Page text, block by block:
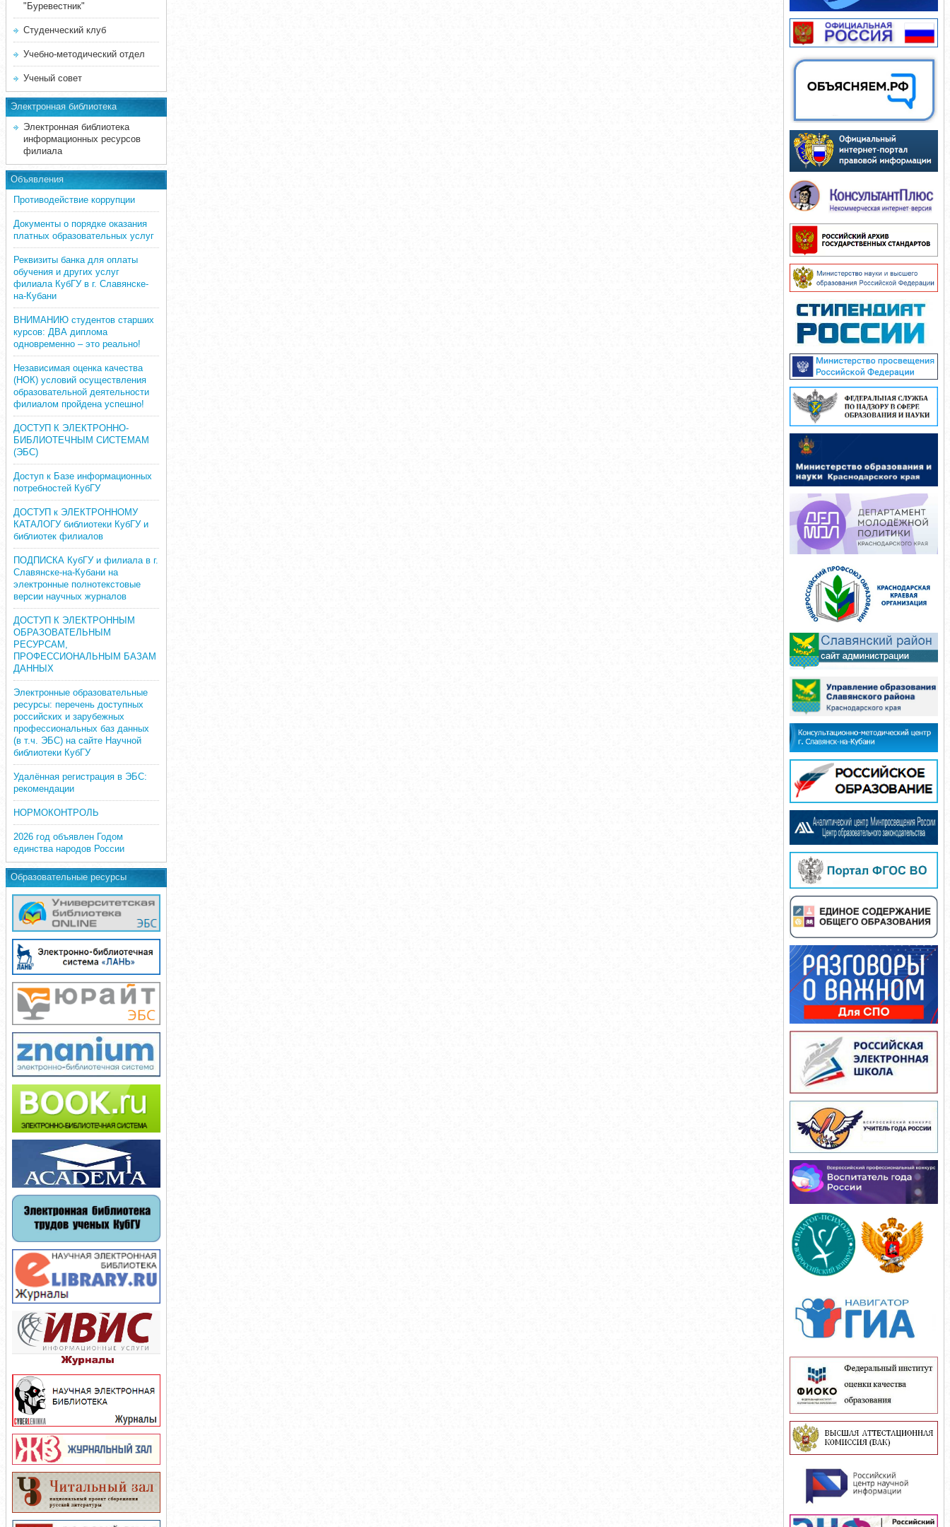
"Буревестник"
Студенческий клуб
Учебно-методический отдел
Ученый совет
Электронная библиотека
Электронная библиотека
информационных ресурсов
филиала
Объявления
Противодействие коррупции
Документы о порядке оказания
платных образовательных услуг
Реквизиты банка для оплаты
обучения и других услуг
филиала КубГУ в г. Славянске-
на-Кубани
ВНИМАНИЮ студентов старших
курсов: ДВА диплома
одновременно – это реально!
Независимая оценка качества
(НОК) условий осуществления
образовательной деятельности
филиалом пройдена успешно!
ДОСТУП К ЭЛЕКТРОННО-
БИБЛИОТЕЧНЫМ СИСТЕМАМ
(ЭБС)
Доступ к Базе информационных
потребностей КубГУ
ДОСТУП к ЭЛЕКТРОННОМУ
КАТАЛОГУ библиотеки КубГУ и
библиотек филиалов
ПОДПИСКА КубГУ и филиала в г.
Славянске-на-Кубани на
электронные полнотекстовые
версии научных журналов
ДОСТУП К ЭЛЕКТРОННЫМ
ОБРАЗОВАТЕЛЬНЫМ
РЕСУРСАМ,
ПРОФЕССИОНАЛЬНЫМ БАЗАМ
ДАННЫХ
Электронные образовательные
ресурсы: перечень доступных
российских и зарубежных
профессиональных баз данных
(в т.ч. ЭБС) на сайте Научной
библиотеки КубГУ
Удалённая регистрация в ЭБС:
рекомендации
НОРМОКОНТРОЛЬ
2026 год объявлен Годом
единства народов России
Образовательные ресурсы